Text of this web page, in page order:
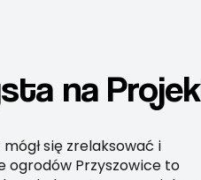
na
się zrelaksować i
ogrodów Przyszowice to